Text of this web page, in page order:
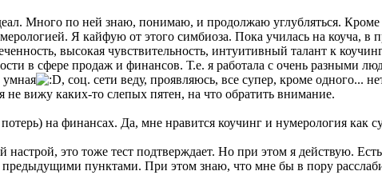
Много по ней знаю, понимаю, и продолжаю углубляться.
Я кайфую от этого симбиоза. Пока училась на коуча, в
высокая чувствительность, интуитивный талант к
в сфере продаж и финансов. Т.е. я работала с очень разными
умная
, соц. сети веду, проявляюсь, все супер, кроме одного...
вижу каких-то слепых пятен, на что обратить внимание.
на финансах. Да, мне нравится коучинг и нумерология как
настрой, это тоже тест подтверждает. Но при этом я действую.
пунктами. При этом знаю, что мне бы в пору